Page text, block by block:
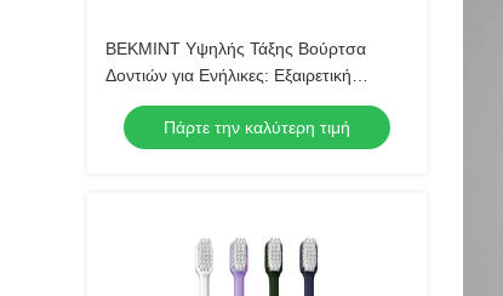
ΒΕΚΜΙΝΤ Υψηλής Τάξης Βούρτσα
Δοντιών για Ενήλικες: Εξαιρετική
σχεδίαση για ανώτερη στοματική
υγιεινή, τέλεια για καθημερινή χρήση
Πάρτε την καλύτερη τιμή